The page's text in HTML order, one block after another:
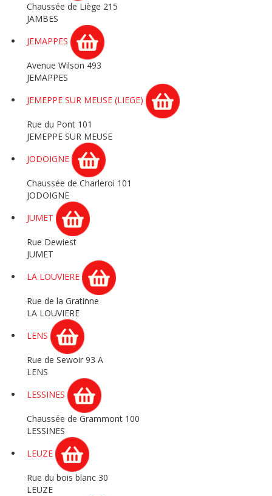
Chaussée de Liège 215
JAMBES
JEMAPPES
Avenue Wilson 493
JEMAPPES
JEMEPPE SUR MEUSE (LIEGE)
Rue du Pont 101
JEMEPPE SUR MEUSE
JODOIGNE
Chaussée de Charleroi 101
JODOIGNE
JUMET
Rue Dewiest
JUMET
LA LOUVIERE
Rue de la Gratinne
LA LOUVIERE
LENS
Rue de Sewoir 93 A
LENS
LESSINES
Chaussée de Grammont 100
LESSINES
LEUZE
Rue du bois blanc 30
LEUZE